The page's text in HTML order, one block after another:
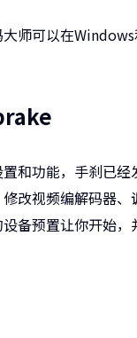
师可以在
和功能，手刹已
改视频编解码器
备预置让你开始，